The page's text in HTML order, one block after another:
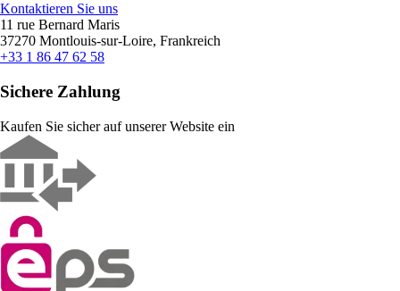
Kontaktieren Sie uns
11 rue Bernard Maris
37270 Montlouis-sur-Loire, Frankreich
+33 1 86 47 62 58
Sichere Zahlung
Kaufen Sie sicher auf unserer Website ein